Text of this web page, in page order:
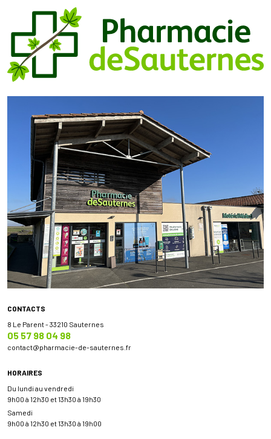
CONTACTS
8 Le Parent - 33210 Sauternes
05 57 98 04 98
contact@pharmacie-de-sauternes.fr
HORAIRES
Du lundi au vendredi
9h00 à 12h30 et 13h30 à 19h30
Samedi
9h00 à 12h30 et 13h30 à 19h00